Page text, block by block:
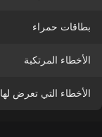
بطاقات حمراء
الأخطاء المرتكبة
الأخطاء التي تعرض لها